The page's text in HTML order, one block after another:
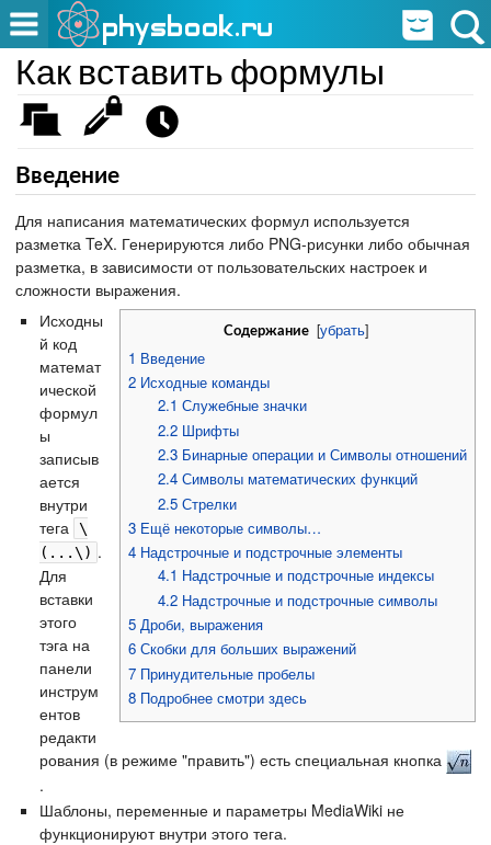
Как вставить формулы
Введение
Для написания математических формул используется
разметка TeX. Генерируются либо PNG-рисунки либо обычная
разметка, в зависимости от пользовательских настроек и
сложности выражения.
Содержание [убрать]
1 Введение
2 Исходные команды
2.1 Служебные значки
2.2 Шрифты
2.3 Бинарные операции и Символы отношений
2.4 Символы математических функций
2.5 Стрелки
3 Ещё некоторые символы…
4 Надстрочные и подстрочные элементы
4.1 Надстрочные и подстрочные индексы
4.2 Надстрочные и подстрочные символы
5 Дроби, выражения
6 Скобки для больших выражений
7 Принудительные пробелы
8 Подробнее смотри здесь
Исходны
й код
математ
ической
формул
ы
записыв
ается
внутри
тега \
(...\) .
Для
вставки
этого
тэга на
панели
инструм
ентов
редакти
рования (в режиме "править") есть специальная кнопка
.
Шаблоны, переменные и параметры MediaWiki не
функционируют внутри этого тега.